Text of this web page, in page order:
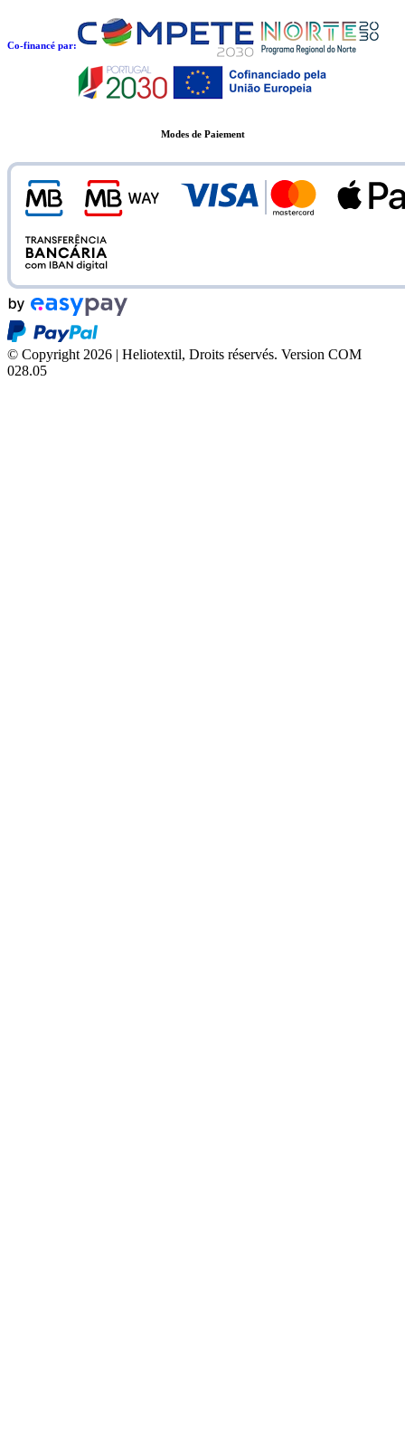
Co-financé par:
Modes de Paiement
© Copyright 2026 | Heliotextil, Droits réservés. Version COM
028.05